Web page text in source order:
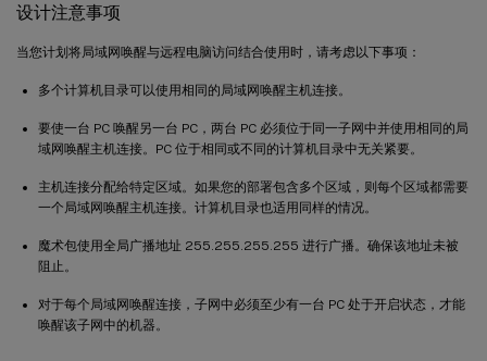
设计注意事项
当您计划将局域网唤醒与远程电脑访问结合使用时，请考虑以下事项：
多个计算机目录可以使用相同的局域网唤醒主机连接。
要使一台 PC 唤醒另一台 PC，两台 PC 必须位于同一子网中并使用相同的局
域网唤醒主机连接。PC 位于相同或不同的计算机目录中无关紧要。
主机连接分配给特定区域。如果您的部署包含多个区域，则每个区域都需要
一个局域网唤醒主机连接。计算机目录也适用同样的情况。
魔术包使用全局广播地址 255.255.255.255 进行广播。确保该地址未被
阻止。
对于每个局域网唤醒连接，子网中必须至少有一台 PC 处于开启状态，才能
唤醒该子网中的机器。